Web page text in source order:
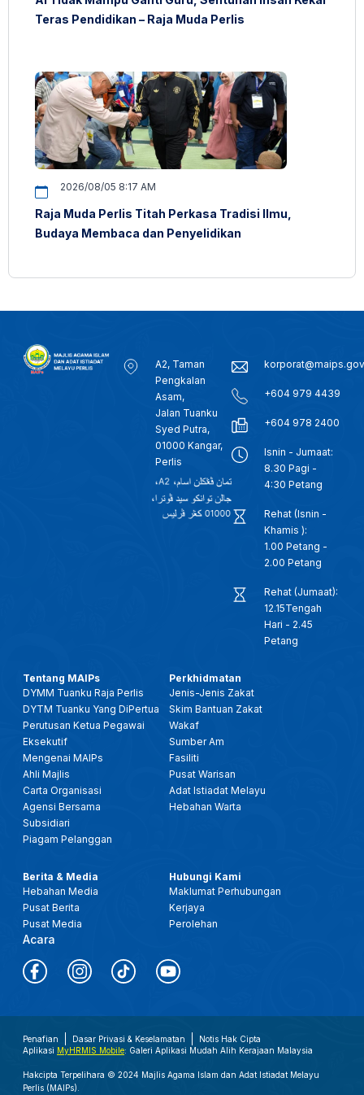
Teras Pendidikan – Raja Muda Perlis
2026/08/05 8:17 AM
Raja Muda Perlis Titah Perkasa Tradisi Ilmu,
Budaya Membaca dan Penyelidikan
A2, Taman
Pengkalan
Asam,
Jalan Tuanku
Syed Putra,
01000 Kangar,
Perlis
+604 979 4439
+604 978 2400
Isnin - Jumaat:
8.30 Pagi -
4:30 Petang
Rehat (Isnin -
Khamis ):
1.00 Petang -
2.00 Petang
Rehat (Jumaat):
12.15Tengah
Hari - 2.45
Petang
Tentang MAIPs
DYMM Tuanku Raja Perlis
DYTM Tuanku Yang DiPertua
Perutusan Ketua Pegawai
Eksekutif
Mengenai MAIPs
Ahli Majlis
Carta Organisasi
Agensi Bersama
Subsidiari
Piagam Pelanggan
Perkhidmatan
Jenis-Jenis Zakat
Skim Bantuan Zakat
Wakaf
Sumber Am
Fasiliti
Pusat Warisan
Adat Istiadat Melayu
Hebahan Warta
Berita & Media
Hebahan Media
Pusat Berita
Pusat Media
Acara
Hubungi Kami
Maklumat Perhubungan
Kerjaya
Perolehan
Penafian Dasar Privasi & Keselamatan
Notis Hak Cipta
Aplikasi MyHRMIS Mobile: Galeri Aplikasi Mudah Alih Kerajaan Malaysia
Hakcipta Terpelihara © 2024 Majlis Agama Islam dan Adat Istiadat Melayu
Perlis (MAIPs).